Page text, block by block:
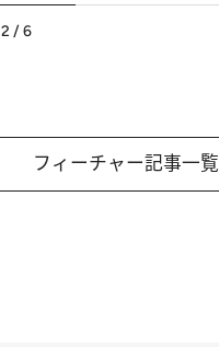
3 /6
フィーチャー記事一覧